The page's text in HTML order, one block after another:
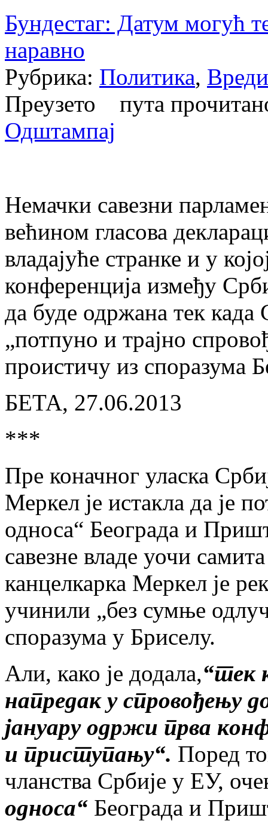
Бундестаг: Датум могућ
наравно
Рубрика: Политика,
Преузето пута
Одштампај
Немачки савезни
већином гласова
владајуће странке и у
конференција између
да буде одржана тек
„потпуно и трајно
проистичу из споразума
БЕТА, 27.06.2013
***
Пре коначног уласка
Меркел је истакла да је
односа“ Београда и
савезне владе уочи
канцелкарка Меркел је
учинили „без сумње
споразума у Бриселу.
Али, како је додала,“тек
напредак у спровођењу
јануару одржи прва
и приступању“. Поред
чланства Србије у ЕУ,
односа“ Београда и